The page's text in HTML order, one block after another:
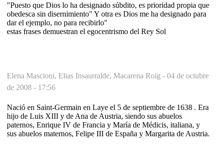
"Puesto que Dios lo ha designado súbdito, es prioridad propia que
obedesca sin disernimiento" Y otra es Dios me ha designado para
dar el ejemplo, no para recibirlo"
estas frases demuestran el egocentrismo del Rey Sol
Elena Mascioni, Elias Insaurralde, Macarena Roig - 04 de octubre
de 2008 - 17:56
Nació en Saint-Germain en Laye el 5 de septiembre de 1638 . Era
hijo de Luis XIII y de Ana de Austria, siendo sus abuelos
paternos, Enrique IV de Francia y María de Médicis, italiana, y
sus abuelos maternos, Felipe III de España y Margarita de Austria.